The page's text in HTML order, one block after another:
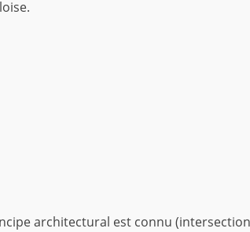
architectural est connu